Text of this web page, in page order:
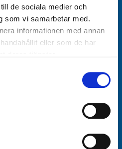
de sociala medier och
som vi samarbetar med.
informationen med annan
eller som de har